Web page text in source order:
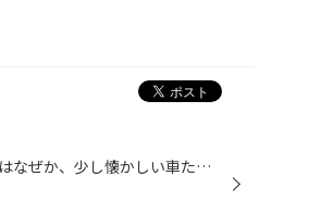
今日のピット風景は、ちょいノスタルジックです。 今日はなぜか、少し懐かしい車たちがやって来ました。 手前はY３３のグロリアです。 私が中学生の頃に友人の父親が乗っていました。 奥側はスカイライン（ER３４）です。 ニッサン最後のストレートシックスNA！MT車です。希少ですね☆ 左が、BMWの５...